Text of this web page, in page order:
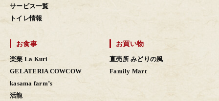
サービス一覧
トイレ情報
お食事
楽栗 La Kuri
GELATERIA COWCOW
kasama farm’s
活龍
お買い物
直売所 みどりの風
Family Mart